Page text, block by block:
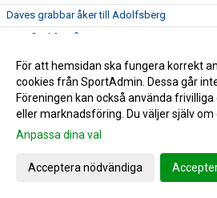
Daves grabbar åker till Adolfsberg
JDM-final för våra tjejer
Ödesmatch för herrlaget
Pontus Johansson och Maria Busk inspirerar
Utlottade priser från Målkronan
Tung förlust för herrlaget mot FF
Seger 2-1 mot Bosna 92
För att hemsidan ska fungera korrekt
cookies från SportAdmin. Dessa går
Föreningen kan också använda
eller marknadsföring. Du väljer själv om
Anpassa dina val
Acceptera nödvändiga